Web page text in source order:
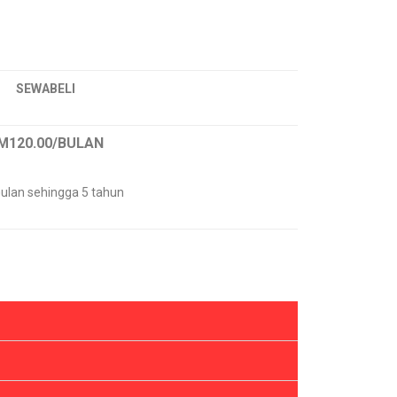
SEWABELI
/BULAN
sehingga 5 tahun